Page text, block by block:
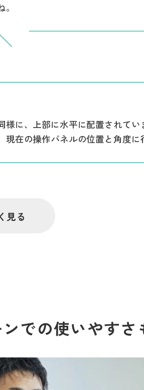
様に、上部に水平に配置されて
在の操作パネルの位置と角度に
見る
での使いやすさ